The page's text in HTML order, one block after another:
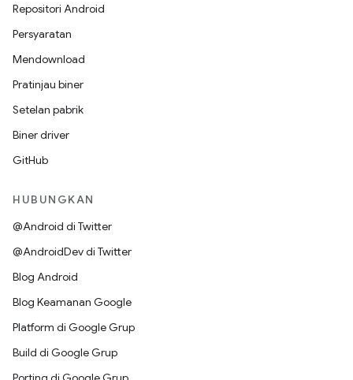
Repositori Android
Persyaratan
Mendownload
Pratinjau biner
Setelan pabrik
Biner driver
GitHub
HUBUNGKAN
@Android di Twitter
@AndroidDev di Twitter
Blog Android
Blog Keamanan Google
Platform di Google Grup
Build di Google Grup